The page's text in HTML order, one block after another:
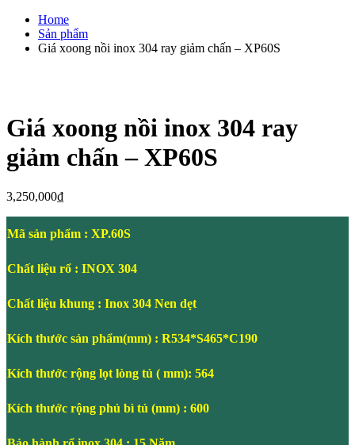
Home
Sản phẩm
Giá xoong nồi inox 304 ray giảm chấn – XP60S
Giá xoong nồi inox 304 ray
giảm chấn – XP60S
3,250,000₫
Mã sản phẩm : XP.60S
Chất liệu rổ : INOX 304
Chất liệu khung : Inox 304 Nen dẹt
Kích thước sản phẩm(mm) : R534*S465*C190
Kích thước rộng lọt lòng tủ ( mm): 564
Kích thước rộng phủ bì tủ (mm) : 600